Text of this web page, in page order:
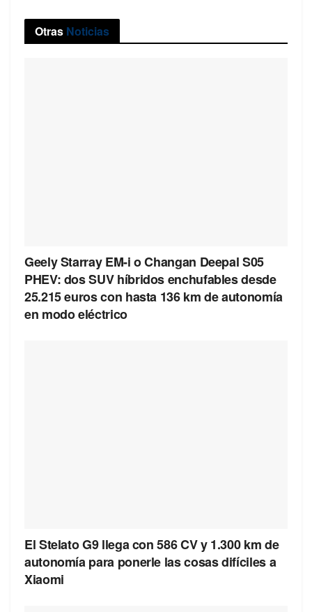
Otras Noticias
Geely Starray EM-i o Changan Deepal S05
PHEV: dos SUV híbridos enchufables desde
25.215 euros con hasta 136 km de autonomía
en modo eléctrico
El Stelato G9 llega con 586 CV y 1.300 km de
autonomía para ponerle las cosas difíciles a
Xiaomi